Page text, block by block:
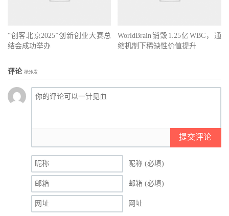
“创客北京2025”创新创业大赛总
结会成功举办
WorldBrain销毁1.25亿WBC，通
缩机制下稀缺性价值提升
评论 抢沙发
提交评论
昵称 (必填)
邮箱 (必填)
网址